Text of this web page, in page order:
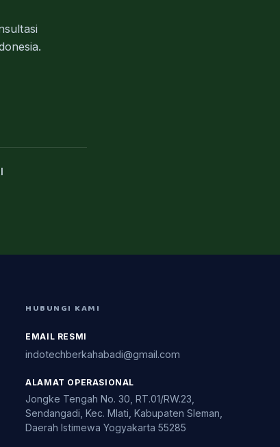
HUBUNGI KAMI
EMAIL RESMI
indotechberkahabadi@gmail.com
ALAMAT OPERASIONAL
Jongke Tengah No. 30, RT.01/RW.23,
Sendangadi, Kec. Mlati, Kabupaten Sleman,
Daerah Istimewa Yogyakarta 55285